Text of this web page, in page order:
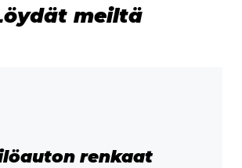
meiltä
renkaat